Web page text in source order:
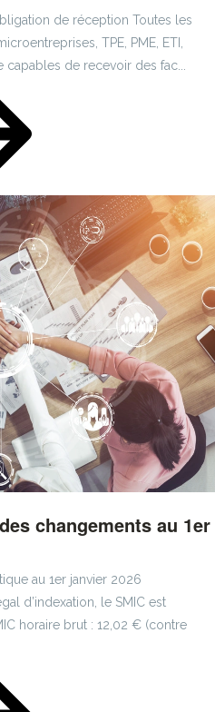
de réception Toutes les
TPE, PME, ETI,
capables de recevoir des fac...
changements au 1er
au 1er janvier 2026
d’indexation, le SMIC est
horaire brut : 12,02 € (contre